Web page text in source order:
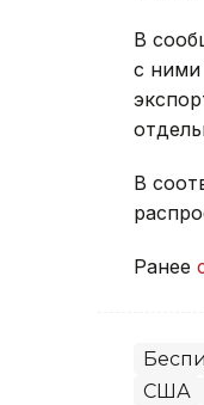
В
с ними
В
Ранее
США